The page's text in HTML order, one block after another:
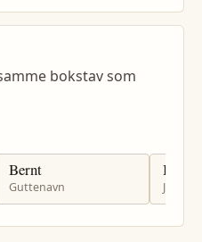
bokstav som
Bernt
Guttenavn
Beathe